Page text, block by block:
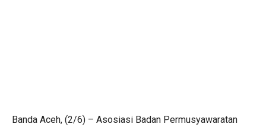
Banda Aceh, (2/6) – Asosiasi Badan Permusyawaratan